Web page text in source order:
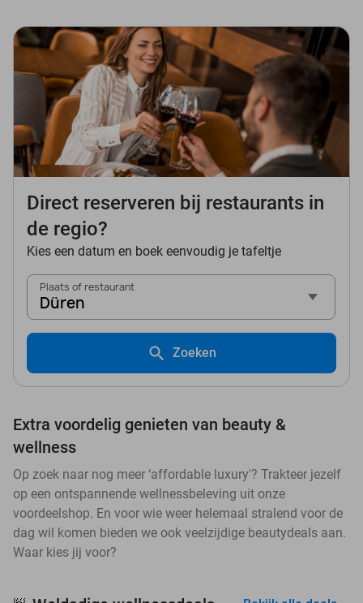
Direct reserveren bij restaurants in
de regio?
Kies een datum en boek eenvoudig je tafeltje
Plaats of restaurant
Düren
Zoeken
Extra voordelig genieten van beauty &
wellness
Op zoek naar nog meer ‘affordable luxury'? Trakteer jezelf
op een ontspannende wellnessbeleving uit onze
voordeelshop. En voor wie weer helemaal stralend voor de
dag wil komen bieden we ook veelzijdige beautydeals aan.
Waar kies jij voor?